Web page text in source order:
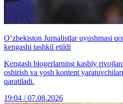
O‘zbekiston Jurnalistlar uyushmasi
kengashi tashkil etildi
Kengash blogerlarning kasbiy
oshirish va yosh kontent
qaratiladi.
19:04 / 07.08.2026